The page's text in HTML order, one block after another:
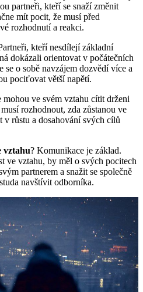
partneři, kteří se snaží změnit
mít pocit, že musí před
rozhodnutí a reakci.
kteří nesdílejí základní
dokázali orientovat v počátečních
o sobě navzájem dozvědí více a
pociťovat větší napětí.
mohou ve svém vztahu cítit drženi
rozhodnout, zda zůstanou ve
v růstu a dosahování svých cílů
vztahu? Komunikace je základ.
ve vztahu, by měl o svých pocitech
partnerem a snažit se společně
navštívit odborníka.